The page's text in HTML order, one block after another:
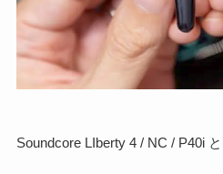
Soundcore LIberty 4 / NC / P40i